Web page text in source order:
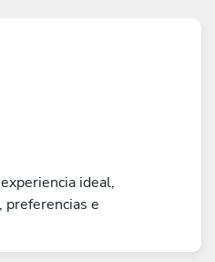
ideal,
preferencias e